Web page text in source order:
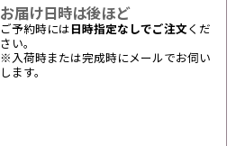
お届け日時は後ほど
ご予約時には 日時指定なしでご注文 くだ
さい。
※入荷時または完成時にメールでお伺い
します。